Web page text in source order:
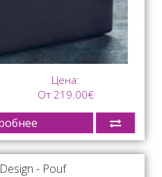
Цена:
От 219.00€
- Pouf